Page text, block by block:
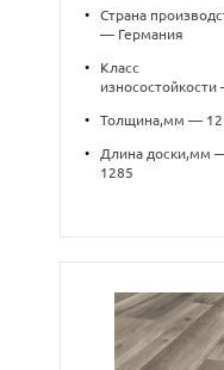
•
Страна
— Германия
•
Класс
• Толщина,мм — 12
•
Длина доски,мм
1285